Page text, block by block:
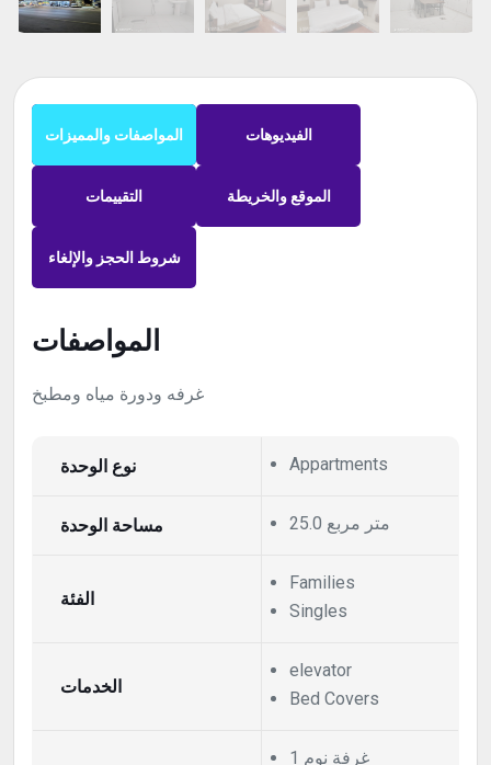
المواصفات والمميزات الفيديوهات
التقييمات الموقع والخريطة
شروط الحجز والإلغاء
المواصفات
غرفه ودورة مياه ومطبخ
نوع الوحدة Appartments
مساحة الوحدة 25.0 متر مربع
الفئة
Families
Singles
الخدمات
elevator
Bed Covers
1 غرفة نوم